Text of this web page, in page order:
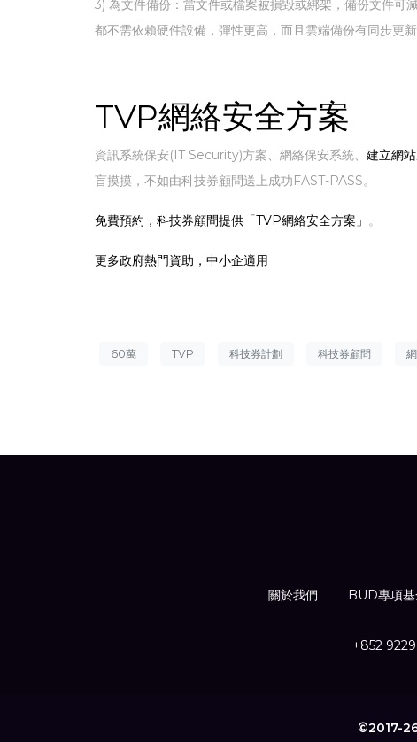
3) 為文件備份：當文件或檔案被損毀或綁架，備份文件
都不需依賴硬件設備，彈性更高，而且雲端備份有同步更
TVP網絡安全方案
資訊系統保安(IT Security)方案、網絡保安系統、 建立網站
盲摸摸，不如由科技券顧問送上成功FAST-PASS。
免費預約，科技券顧問提供「TVP網絡安全方案」 。
更多政府熱門資助，中小企適用
60萬 TVP 科技券計劃 科技券顧問
關於我們 BUD專項基
+852
©2017-